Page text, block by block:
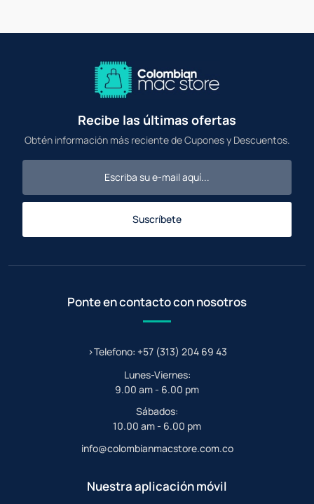
Recibe las últimas ofertas
Obtén información más reciente de Cupones y Descuentos.
Suscríbete
Ponte en contacto con nosotros
>Telefono: +57 (313) 204 69 43
Lunes-Viernes:
9.00 am - 6.00 pm
Sábados:
10.00 am - 6.00 pm
info@colombianmacstore.com.co
Nuestra aplicación móvil